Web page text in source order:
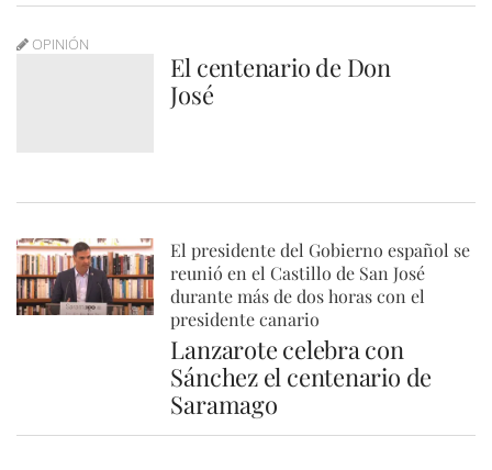
OPINIÓN
El centenario de Don
José
El presidente del Gobierno español se
reunió en el Castillo de San José
durante más de dos horas con el
presidente canario
Lanzarote celebra con
Sánchez el centenario de
Saramago